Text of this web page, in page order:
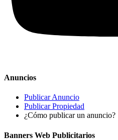
Anuncios
Publicar Anuncio
Publicar Propiedad
¿Cómo publicar un anuncio?
Banners Web Publicitarios